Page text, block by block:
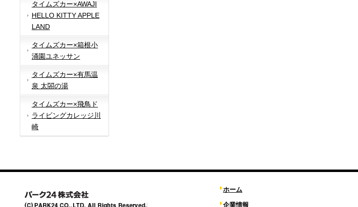
タイムズカー×AWAJI
HELLO KITTY APPLE
LAND
タイムズカー×箱根小
涌園ユネッサン
タイムズカー×有馬温
泉 太閤の湯
タイムズカー×飛鳥ド
ライビングカレッジ川
崎
ホーム
企業情報